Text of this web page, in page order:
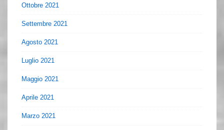
Ottobre 2021
Settembre 2021
Agosto 2021
Luglio 2021
Maggio 2021
Aprile 2021
Marzo 2021